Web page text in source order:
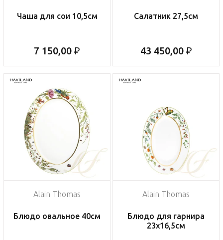
Чаша для сои 10,5см
7 150,00 ₽
Салатник 27,5см
43 450,00 ₽
Alain Thomas
Блюдо овальное 40см
Alain Thomas
Блюдо для гарнира
23х16,5см